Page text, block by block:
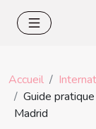
Accueil
Guide
Madrid